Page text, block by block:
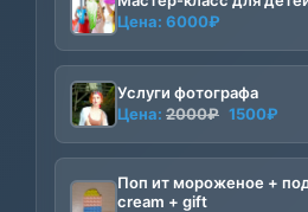
Цена: 6000₽
Услуги фотографа
Цена: 2000₽
2000₽.
1500₽
Поп ит мороженое +
cream + gift